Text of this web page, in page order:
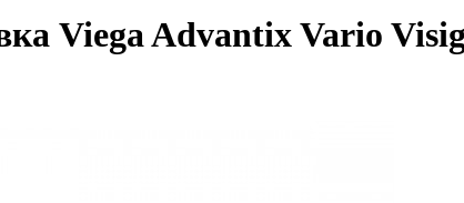
Viega Advantix Vario